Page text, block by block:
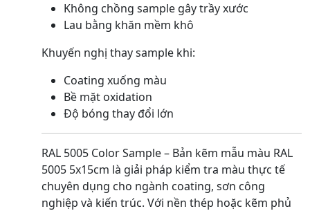
Không chồng sample gây trầy xước
Lau bằng khăn mềm khô
Khuyến nghị thay sample khi:
Coating xuống màu
Bề mặt oxidation
Độ bóng thay đổi lớn
RAL 5005 Color Sample – Bản kẽm mẫu màu RAL
5005 5x15cm là giải pháp kiểm tra màu thực tế
chuyên dụng cho ngành coating, sơn công
nghiệp và kiến trúc. Với nền thép hoặc kẽm phủ